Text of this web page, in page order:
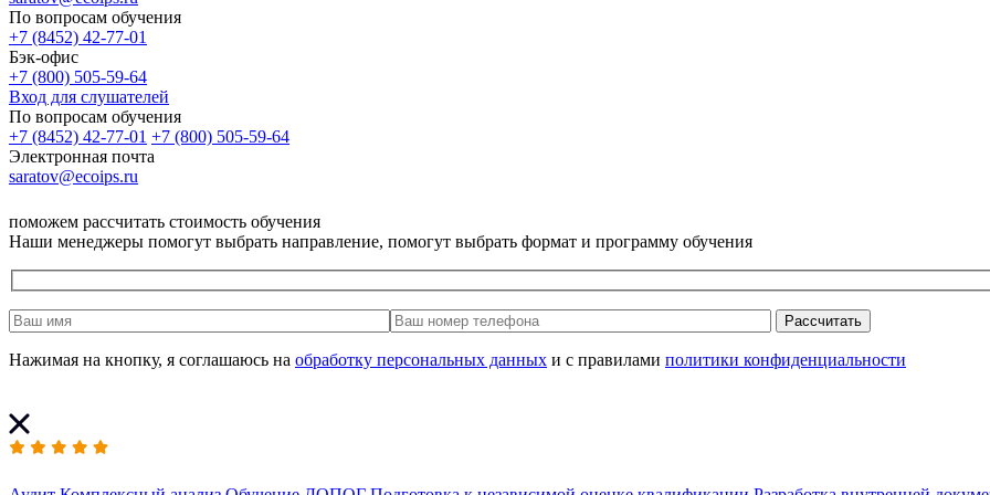
По вопросам обучения
+7 (8452) 42-77-01
Бэк-офис
+7 (800) 505-59-64
Вход для слушателей
По вопросам обучения
+7 (8452) 42-77-01 +7 (800) 505-59-64
Электронная почта
saratov@ecoips.ru
поможем рассчитать стоимость обучения
Наши менеджеры помогут выбрать направление, помогут выбрать формат и программу обучения
Рассчитать
Нажимая на кнопку, я соглашаюсь на обработку персональных данных и с правилами политики конфиденциальности